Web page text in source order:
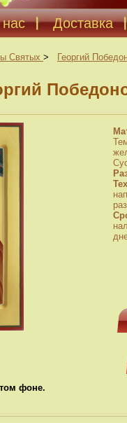
Доставка
Святых > Георгий
фоне.